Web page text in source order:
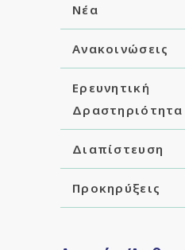
Νέα
Ανακοινώσεις
Ερευνητική
Δραστηριότητα
Διαπίστευση
Προκηρύξεις